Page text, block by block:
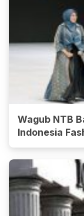
Wagub NTB
Indonesia